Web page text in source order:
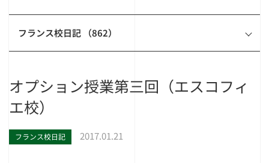
フランス校日記 （862）
オプション授業第三回（エスコフィ
エ校）
フランス校日記 2017.01.21